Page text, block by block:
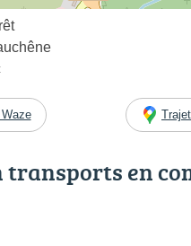
transports en